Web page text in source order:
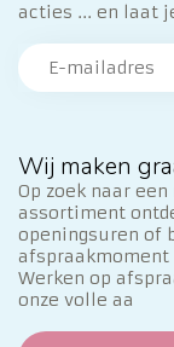
Wij maken
Op zoek naar
assortiment
openingsuren of
afspraakmoment
Werken op
onze volle aa
acties ... en laat